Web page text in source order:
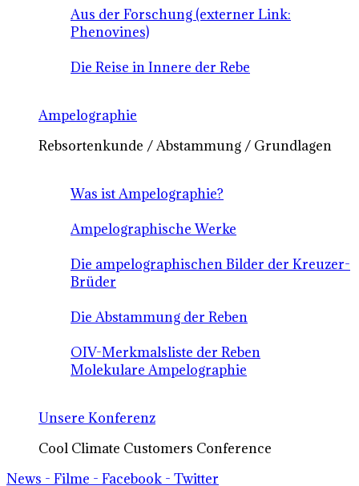
Aus der Forschung (externer Link:
Phenovines)
Die Reise in Innere der Rebe
Ampelographie
Rebsortenkunde / Abstammung / Grundlagen
Was ist Ampelographie?
Ampelographische Werke
Die ampelographischen Bilder der Kreuzer-
Brüder
Die Abstammung der Reben
OIV-Merkmalsliste der Reben
Molekulare Ampelographie
Unsere Konferenz
Cool Climate Customers Conference
News - Filme - Facebook - Twitter